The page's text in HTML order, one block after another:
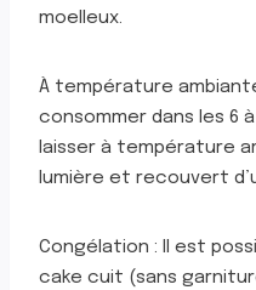
moelleux.
À température
consommer dans les 6
laisser à température
lumière et recouvert
Congélation : Il est
cake cuit (sans